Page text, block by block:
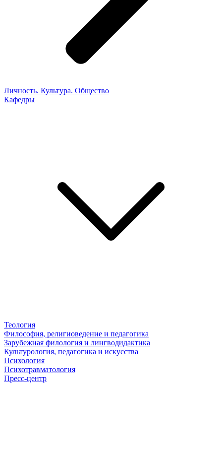
Личность. Культура. Общество
Кафедры
Теология
Философия, религиоведение и педагогика
Зарубежная филология и лингводидактика
Культурология, педагогика и искусства
Психология
Психотравматология
Пресс-центр